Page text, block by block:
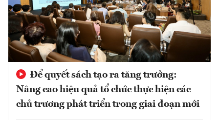
Để quyết sách tạo ra tăng trưởng:
Nâng cao hiệu quả tổ chức thực hiện các
chủ trương phát triển trong giai đoạn mới